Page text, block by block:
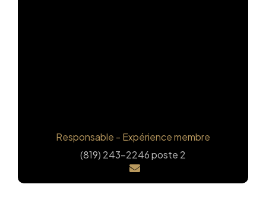
Responsable - Expérience membre
(819) 243-2246 poste 2